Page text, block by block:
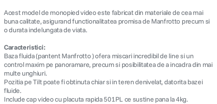
Acest model de monopied video este fabricat din materiale de cea mai
buna calitate, asigurand functionalitatea promisa de Manfrotto precum si
o durata indelungata de viata.
Caracteristici:
Baza fluida (pantent Manfrotto ) ofera miscari incredibil de line si un
control maxim pe panoramare, precum si posibilitatea de a incadra din mai
multe unghiuri.
Pozitia pe Tilt poate fi obtinuta chiar si in teren denivelat, datorita bazei
fluide.
Include cap video cu placuta rapida 501PL ce sustine pana la 4kg.